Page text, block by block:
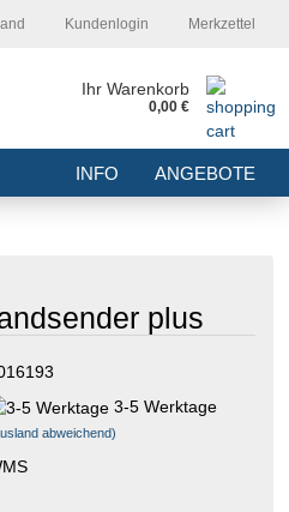
Kundenlogin Merkzettel
Ihr Warenkorb
0,00 €
INFO ANGEBOTE
plus
3-5 Werktage
abweichend)